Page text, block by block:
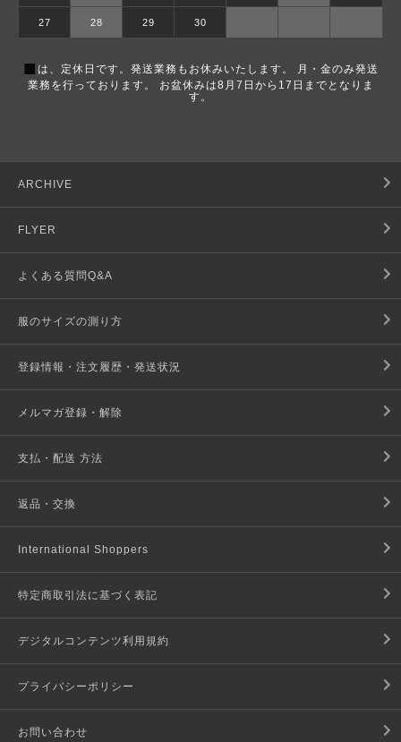
27 28 29 30
■ は、定休日です。発送業務もお休みいたします。 月・金のみ発送
業務を行っております。 お盆休みは8月7日から17日までとなりま
す。
ARCHIVE
FLYER
よくある質問Q&A
服のサイズの測り方
登録情報・注文履歴・発送状況
メルマガ登録・解除
支払・配送 方法
返品・交換
International Shoppers
特定商取引法に基づく表記
デジタルコンテンツ利用規約
プライバシーポリシー
お問い合わせ